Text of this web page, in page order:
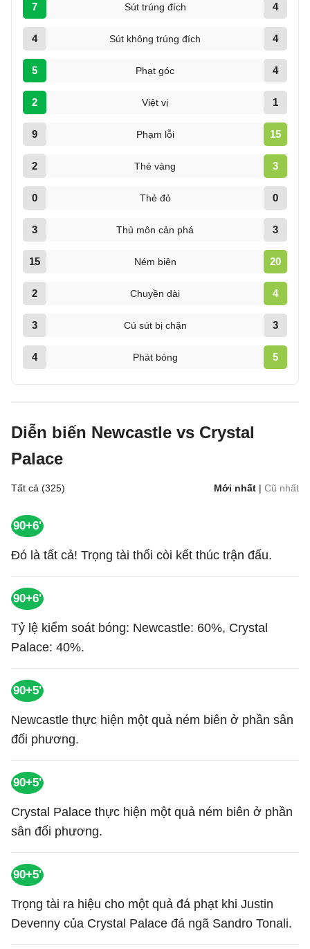
7 Sút trúng đích 4
4 Sút không trúng đích 4
5 Phạt góc 4
2 Việt vị 1
9 Phạm lỗi 15
2 Thẻ vàng 3
0 Thẻ đỏ 0
3 Thủ môn cản phá 3
15 Ném biên 20
2 Chuyền dài 4
3 Cú sút bị chặn 3
4 Phát bóng 5
Diễn biến Newcastle vs Crystal
Palace
Tất cả (325) Mới nhất | Cũ nhất
90+6'
Đó là tất cả! Trọng tài thổi còi kết thúc trận đấu.
90+6'
Tỷ lệ kiểm soát bóng: Newcastle: 60%, Crystal
Palace: 40%.
90+5'
Newcastle thực hiện một quả ném biên ở phần sân
đối phương.
90+5'
Crystal Palace thực hiện một quả ném biên ở phần
sân đối phương.
90+5'
Trọng tài ra hiệu cho một quả đá phạt khi Justin
Devenny của Crystal Palace đá ngã Sandro Tonali.